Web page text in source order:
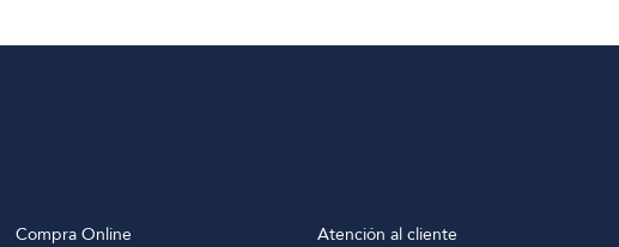
Compra Online
Atención al cliente